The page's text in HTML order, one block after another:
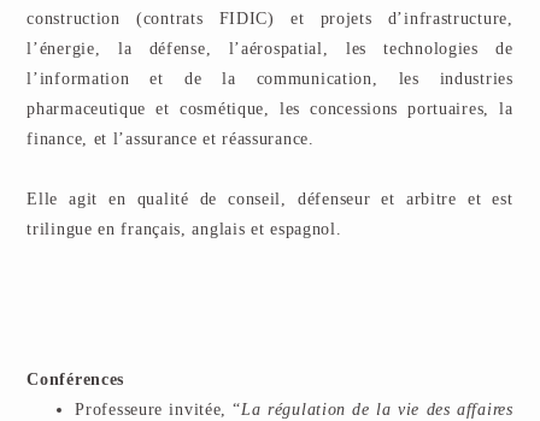
construction (contrats FIDIC) et projets d’infrastructure,
l’énergie, la défense, l’aérospatial, les technologies de
l’information et de la communication, les industries
pharmaceutique et cosmétique, les concessions portuaires, la
finance, et l’assurance et réassurance.
Elle agit en qualité de conseil, défenseur et arbitre et est
trilingue en français, anglais et espagnol.
Conférences
Professeure invitée, “La régulation de la vie des affaires